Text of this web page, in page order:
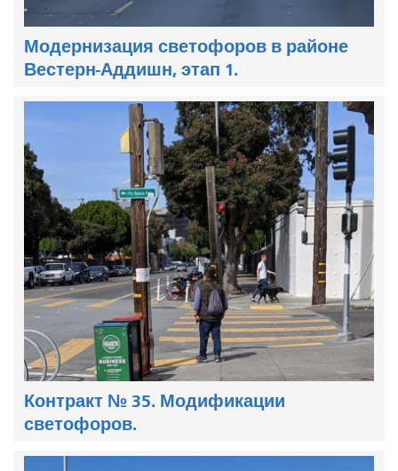
Модернизация светофоров в районе
Вестерн-Аддишн, этап 1.
Контракт № 35. Модификации
светофоров.